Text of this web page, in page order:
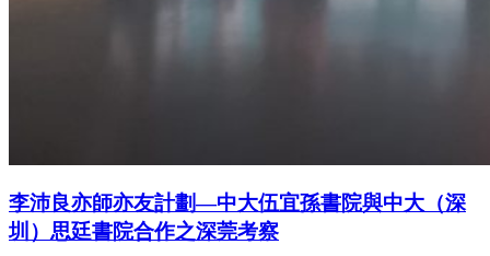
李沛良亦師亦友計劃—中大伍宜孫書院與中大（深
圳）思廷書院合作之深莞考察